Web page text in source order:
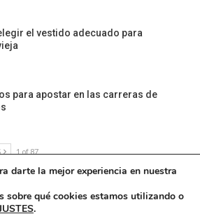
el vestido adecuado para
para apostar en las carreras de
1 of 87
darte la mejor experiencia en nuestra
sobre qué cookies estamos utilizando o
.